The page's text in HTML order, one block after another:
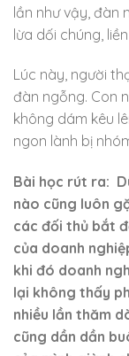
lần như vậy, đàn
lừa dối chúng,
Lúc này, người
đàn ngỗng. Con
không dám kêu
ngon lành bị
Bài học rút ra:
nào cũng luôn
các đối thủ bắt
của doanh
khi đó doanh
lại không thấy
nhiều lần thăm
cũng dần dần